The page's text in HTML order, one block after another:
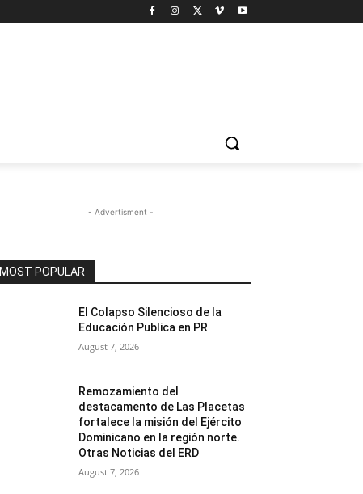
- Advertisment -
MOST POPULAR
El Colapso Silencioso de la
Educación Publica en PR
August 7, 2026
Remozamiento del
destacamento de Las Placetas
fortalece la misión del Ejército
Dominicano en la región norte.
Otras Noticias del ERD
August 7, 2026